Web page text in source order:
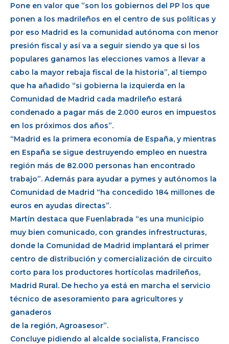
Pone en valor que ”son los gobiernos del PP los que
ponen a los madrileños en el centro de sus políticas y
por eso Madrid es la comunidad autónoma con menor
presión fiscal y así va a seguir siendo ya que si los
populares ganamos las elecciones vamos a llevar a
cabo la mayor rebaja fiscal de la historia”, al tiempo
que ha añadido “si gobierna la izquierda en la
Comunidad de Madrid cada madrileño estará
condenado a pagar más de 2.000 euros en impuestos
en los próximos dos años”.
“Madrid es la primera economía de España, y mientras
en España se sigue destruyendo empleo en nuestra
región más de 82.000 personas han encontrado
trabajo”. Además para ayudar a pymes y autónomos la
Comunidad de Madrid “ha concedido 184 millones de
euros en ayudas directas”.
Martín destaca que Fuenlabrada “es una municipio
muy bien comunicado, con grandes infrestructuras,
donde la Comunidad de Madrid implantará el primer
centro de distribución y comercialización de circuito
corto para los productores hortícolas madrileños,
Madrid Rural. De hecho ya está en marcha el servicio
técnico de asesoramiento para agricultores y
ganaderos
de la región, Agroasesor”.
Concluye pidiendo al alcalde socialista, Francisco